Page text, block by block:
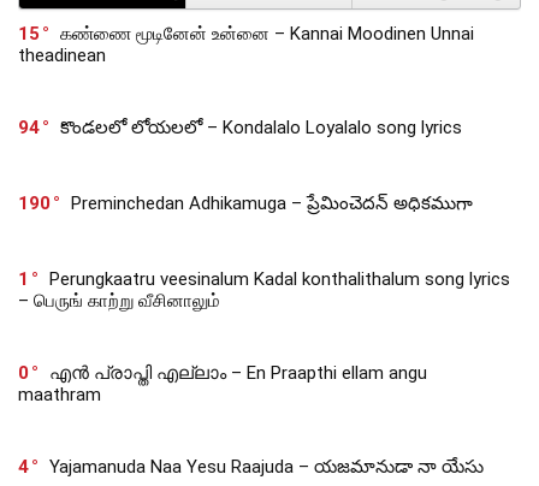
15
கண்ணை மூடினேன் உன்னை – Kannai Moodinen Unnai
theadinean
94 కొండలలో లోయలలో – Kondalalo Loyalalo song lyrics
190 Preminchedan Adhikamuga – ప్రేమించెదన్ అధికముగా
1
Perungkaatru veesinalum Kadal konthalithalum song lyrics
– பெருங் காற்று வீசினாலும்
0
എൻ പ്രാപ്തി എല്ലാം – En Praapthi ellam angu
maathram
4
Yajamanuda Naa Yesu Raajuda – యజమానుడా నా యేసు